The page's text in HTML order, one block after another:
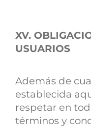
XV.
USUARIOS
Además de
establecida
respetar en
términos y